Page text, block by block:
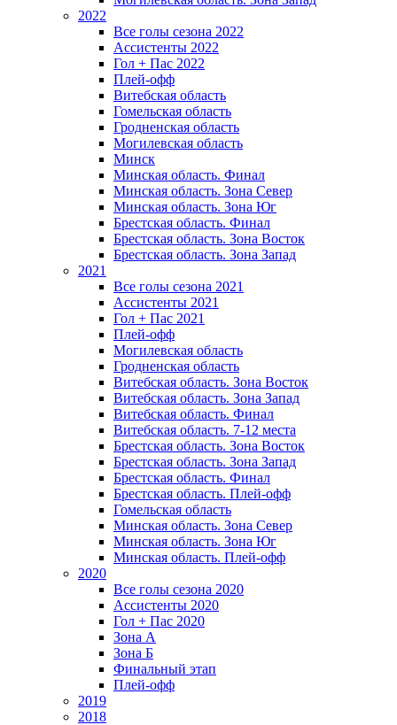
2022
Все голы сезона 2022
Ассистенты 2022
Гол + Пас 2022
Плей-офф
Витебская область
Гомельская область
Гродненская область
Могилевская область
Минск
Mинская область. Финал
Минская область. Зона Север
Минская область. Зона Юг
Брестская область. Финал
Брестская область. Зона Восток
Брестская область. Зона Запад
2021
Все голы сезона 2021
Ассистенты 2021
Гол + Пас 2021
Плей-офф
Могилевская область
Гродненская область
Витебская область. Зона Восток
Витебская область. Зона Запад
Витебская область. Финал
Витебская область. 7-12 места
Брестская область. Зона Восток
Брестская область. Зона Запад
Брестская область. Финал
Брестская область. Плей-офф
Гомельская область
Минская область. Зона Север
Минская область. Зона Юг
Минская область. Плей-офф
2020
Все голы сезона 2020
Ассистенты 2020
Гол + Пас 2020
Зона А
Зона Б
Финальный этап
Плей-офф
2019
2018